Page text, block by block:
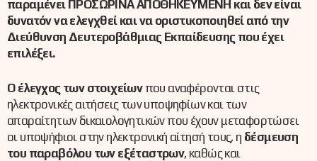
παραμένει ΠΡΟΣΩΡΙΝΑ ΑΠΟΘΗΚΕΥΜΕΝΗ και δεν είναι
δυνατόν να ελεγχθεί και να οριστικοποιηθεί από την
Διεύθυνση Δευτεροβάθμιας Εκπαίδευσης που έχει
επιλέξει.
Ο έλεγχος των στοιχείωνπου αναφέρονται στις
ηλεκτρονικές αιτήσεις των υποψηφίων και των
απαραίτητων δικαιολογητικών που έχουν μεταφορτώσει
οι υποψήφιοι στην ηλεκτρονική αίτησή τους, η δέσμευση
του παραβόλου των εξέταστρων, καθώς και